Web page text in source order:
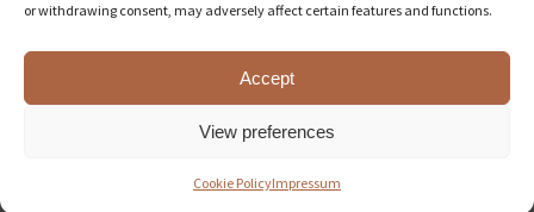
or withdrawing consent, may adversely affect certain features and functions.
Accept
View preferences
Cookie PolicyImpressum